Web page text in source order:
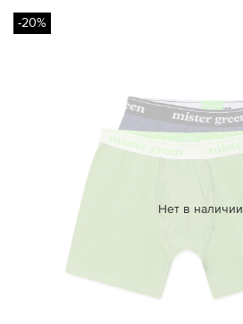
Нет в наличии
-20%